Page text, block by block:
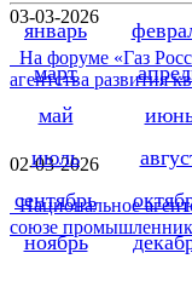
03-03-2026
На форуме «Газ
агентства
02-03-2026
Национальное
союзе
январь
март
май
июль
сентябрь
ноябрь